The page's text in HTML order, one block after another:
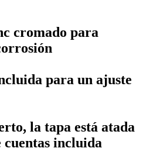
cromado para
para un ajuste
la tapa está atada
cuentas incluida